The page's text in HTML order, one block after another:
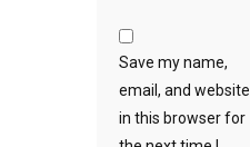
Save my name,
email, and website
in this browser for